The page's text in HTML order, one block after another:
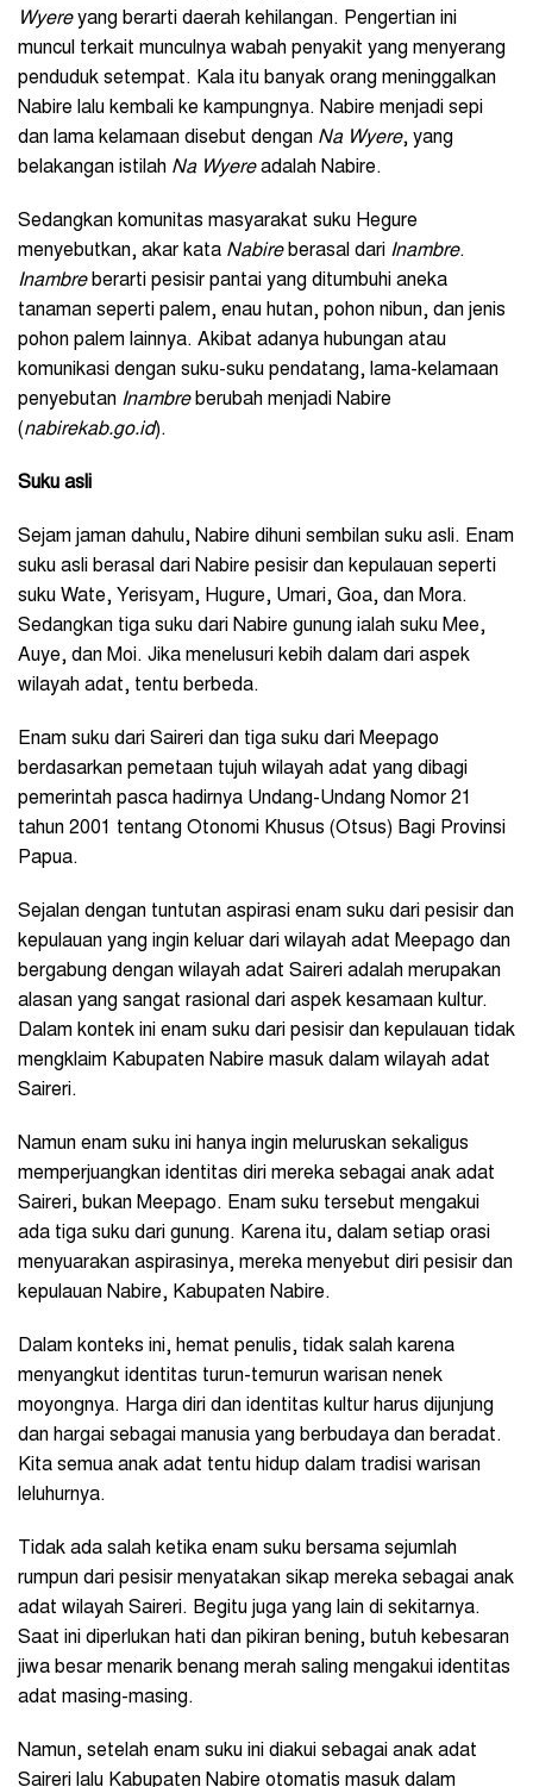
Wyereyang berarti daerah kehilangan. Pengertian ini
muncul terkait munculnya wabah penyakit yang menyerang
penduduk setempat. Kala itu banyak orang meninggalkan
Nabire lalu kembali ke kampungnya. Nabire menjadi sepi
dan lama kelamaan disebut dengan Na Wyere, yang
belakangan istilah Na Wyereadalah Nabire.
Sedangkan komunitas masyarakat suku Hegure
menyebutkan, akar kata Nabireberasal dari Inambre.
Inambreberarti pesisir pantai yang ditumbuhi aneka
tanaman seperti palem, enau hutan, pohon nibun, dan jenis
pohon palem lainnya. Akibat adanya hubungan atau
komunikasi dengan suku-suku pendatang, lama-kelamaan
penyebutan Inambreberubah menjadi Nabire
(nabirekab.go.id).
Suku asli
Sejam jaman dahulu, Nabire dihuni sembilan suku asli. Enam
suku asli berasal dari Nabire pesisir dan kepulauan seperti
suku Wate, Yerisyam, Hugure, Umari, Goa, dan Mora.
Sedangkan tiga suku dari Nabire gunung ialah suku Mee,
Auye, dan Moi. Jika menelusuri kebih dalam dari aspek
wilayah adat, tentu berbeda.
Enam suku dari Saireri dan tiga suku dari Meepago
berdasarkan pemetaan tujuh wilayah adat yang dibagi
pemerintah pasca hadirnya Undang-Undang Nomor 21
tahun 2001 tentang Otonomi Khusus (Otsus) Bagi Provinsi
Papua.
Sejalan dengan tuntutan aspirasi enam suku dari pesisir dan
kepulauan yang ingin keluar dari wilayah adat Meepago dan
bergabung dengan wilayah adat Saireri adalah merupakan
alasan yang sangat rasional dari aspek kesamaan kultur.
Dalam kontek ini enam suku dari pesisir dan kepulauan tidak
mengklaim Kabupaten Nabire masuk dalam wilayah adat
Saireri.
Namun enam suku ini hanya ingin meluruskan sekaligus
memperjuangkan identitas diri mereka sebagai anak adat
Saireri, bukan Meepago. Enam suku tersebut mengakui
ada tiga suku dari gunung. Karena itu, dalam setiap orasi
menyuarakan aspirasinya, mereka menyebut diri pesisir dan
kepulauan Nabire, Kabupaten Nabire.
Dalam konteks ini, hemat penulis, tidak salah karena
menyangkut identitas turun-temurun warisan nenek
moyongnya. Harga diri dan identitas kultur harus dijunjung
dan hargai sebagai manusia yang berbudaya dan beradat.
Kita semua anak adat tentu hidup dalam tradisi warisan
leluhurnya.
Tidak ada salah ketika enam suku bersama sejumlah
rumpun dari pesisir menyatakan sikap mereka sebagai anak
adat wilayah Saireri. Begitu juga yang lain di sekitarnya.
Saat ini diperlukan hati dan pikiran bening, butuh kebesaran
jiwa besar menarik benang merah saling mengakui identitas
adat masing-masing.
Namun, setelah enam suku ini diakui sebagai anak adat
Saireri lalu Kabupaten Nabire otomatis masuk dalam